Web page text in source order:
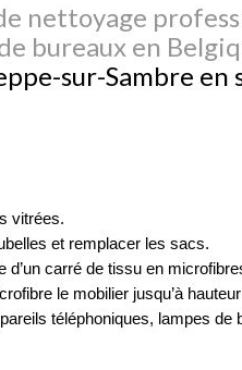
nettoyage
bureaux en
sur-Sambre en
vitrées.
et remplacer les sacs.
d’un carré de tissu en
le mobilier jusqu’à
téléphoniques, lampes de